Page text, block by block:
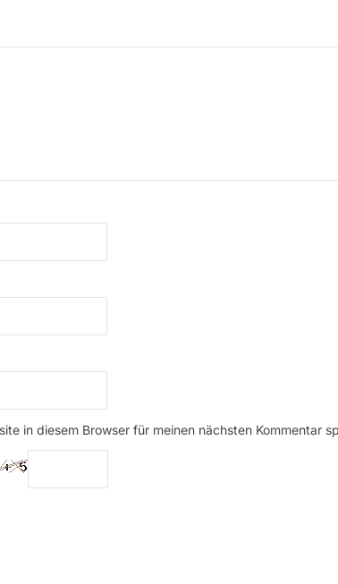
in diesem Browser für meinen nächsten Kommentar